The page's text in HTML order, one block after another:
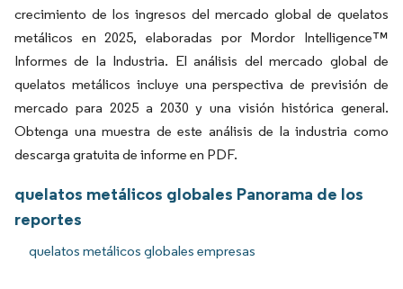
crecimiento de los ingresos del mercado global de quelatos
metálicos en 2025, elaboradas por Mordor Intelligence™
Informes de la Industria. El análisis del mercado global de
quelatos metálicos incluye una perspectiva de previsión de
mercado para 2025 a 2030 y una visión histórica general.
Obtenga una muestra de este análisis de la industria como
descarga gratuita de informe en PDF.
quelatos metálicos globales Panorama de los
reportes
quelatos metálicos globales empresas